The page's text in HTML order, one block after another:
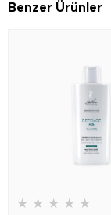
Benzer Ürünler
★ ★ ★ ★ ★